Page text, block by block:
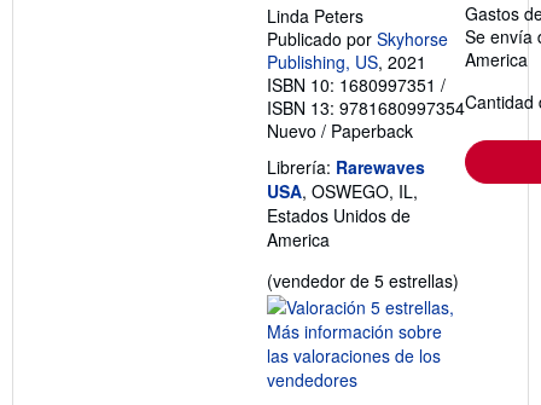
Linda Peters
Publicado por Skyhorse
Publishing, US, 2021
ISBN 10: 1680997351 /
ISBN 13: 9781680997354
Nuevo / Paperback
Librería: Rarewaves
USA, OSWEGO, IL,
Estados Unidos de
America
(vendedor de 5 estrellas)
Gastos
Se envía
America
Cantidad